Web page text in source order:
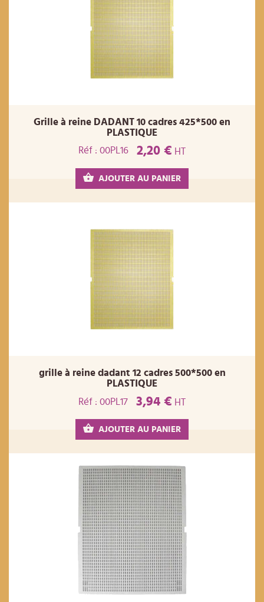
Grille à reine DADANT 10 cadres 425*500 en
PLASTIQUE
Réf : 00PL16
2,20 € HT
AJOUTER AU PANIER
grille à reine dadant 12 cadres 500*500 en
PLASTIQUE
Réf : 00PL17
3,94 € HT
AJOUTER AU PANIER